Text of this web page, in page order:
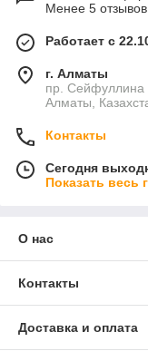
Менее 5
Работает с
г. Алматы
пр. Сейфуллина
Алматы,
Контакты
Сегодня
Показать весь
О нас
Контакты
Доставка и оплата